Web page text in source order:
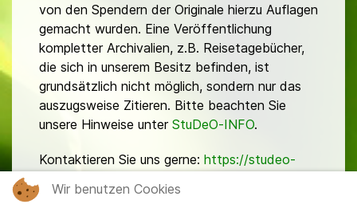
von den Spendern der Originale hierzu Auflagen
gemacht wurden. Eine Veröffentlichung
kompletter Archivalien, z.B. Reisetagebücher,
die sich in unserem Besitz befinden, ist
grundsätzlich nicht möglich, sondern nur das
auszugsweise Zitieren. Bitte beachten Sie
unsere Hinweise unter StuDeO-INFO.
Kontaktieren Sie uns gerne: https://studeo-
Wir benutzen Cookies